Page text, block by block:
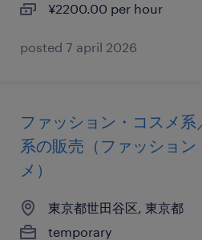
¥2200.00 per hour
posted 7 april 2026
ファッション・コスメ系
系の販売（ファッション
メ）
東京都世田谷区, 東京都
temporary